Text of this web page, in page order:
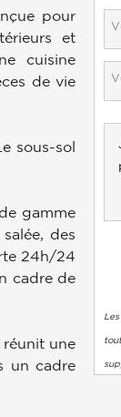
pour
et
cuisine
de vie
sous-sol
gamme
des
24h/24
cadre de
une
un cadre